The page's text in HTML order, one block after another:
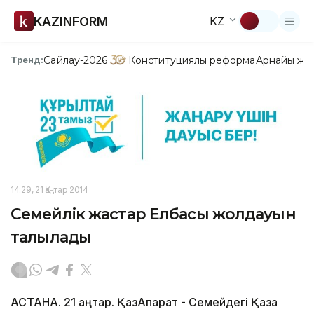
KAZINFORM KZ
Тренд:Сайлау-2026 Конституциялық реформаАрнайы
14:29, 21 Қаңтар 2014
Семейлік жастар Елбасы жолдауын
талқылады
АСТАНА. 21 қаңтар. ҚазАқпарат - Семейдегі Қазақ